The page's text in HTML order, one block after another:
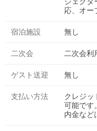
応、オー
宿泊施設 無し
二次会 二次会利
ゲスト送迎 無し
支払い方法
クレジッ
可能です。
内金など